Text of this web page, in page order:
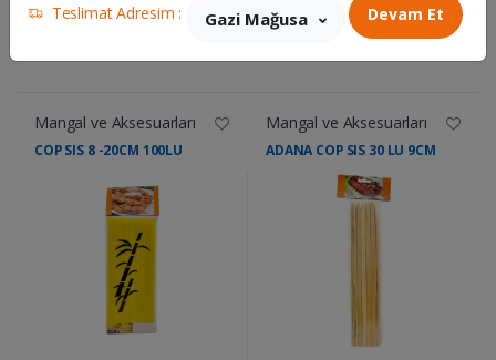
Mangal ve Aksesuarları
COP SIS 8 -20CM 100LU
Mangal ve Aksesuarları
ADANA COP SIS 30 LU 9CM
Teslimat Adresim : Gazi Mağusa Devam Et